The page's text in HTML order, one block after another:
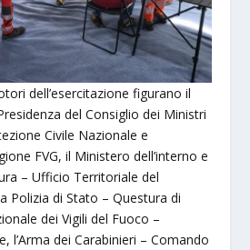
dell’esercitazione figurano il
del Consiglio dei Ministri
Civile Nazionale e
FVG, il Ministero dell’interno e
– Ufficio Territoriale del
Polizia di Stato – Questura di
dei Vigili del Fuoco –
l’Arma dei Carabinieri – Comando